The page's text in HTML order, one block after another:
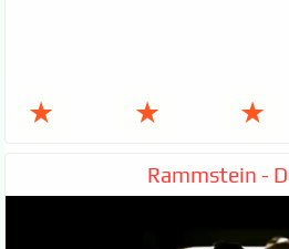
★ ★ ★
Rammstein -